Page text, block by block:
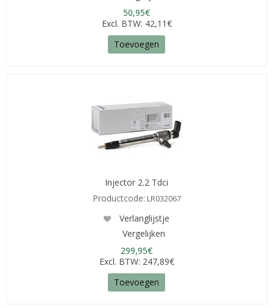
50,95€
Excl. BTW: 42,11€
Toevoegen
Injector 2.2 Tdci
Productcode: LR032067
Verlanglijstje
Vergelijken
299,95€
Excl. BTW: 247,89€
Toevoegen